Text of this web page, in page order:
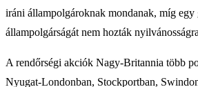
iráni állampolgároknak mondanak, míg egy
állampolgárságát nem hozták
A rendőrségi akciók Nagy-Britannia több
Nyugat-Londonban, Stockportban,